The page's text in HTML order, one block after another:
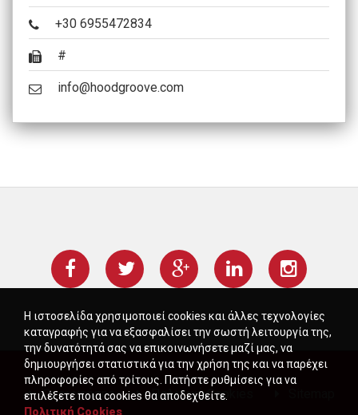
+30 6955472834
#
info@hoodgroove.com
Όροι χρήσης Πολιτική Cookies
Η ιστοσελίδα χρησιμοποιεί cookies και άλλες τεχνολογίες
καταγραφής για να εξασφαλίσει την σωστή λειτουργία της,
την δυνατότητά σας να επικοινωνήσετε μαζί μας, να
δημιουργήσει στατιστικά για την χρήση της και να παρέχει
πληροφορίες από τρίτους. Πατήστε ρυθμίσεις για να
επιλέξετε ποια cookies θα αποδεχθείτε.
Πολιτική Cookies